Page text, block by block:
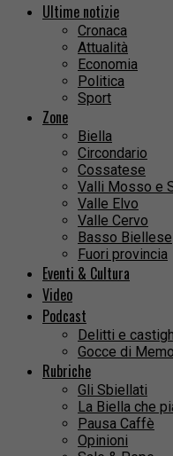
Ultime notizie
Cronaca
Attualità
Economia
Politica
Sport
Zone
Biella
Circondario
Cossatese
Valli Mosso e
Valle Elvo
Valle Cervo
Basso Biellese
Fuori provincia
Eventi & Cultura
Video
Podcast
Delitti e
Gocce di
Rubriche
Gli Sbiellati
La Biella che
Pausa Caffè
Opinioni